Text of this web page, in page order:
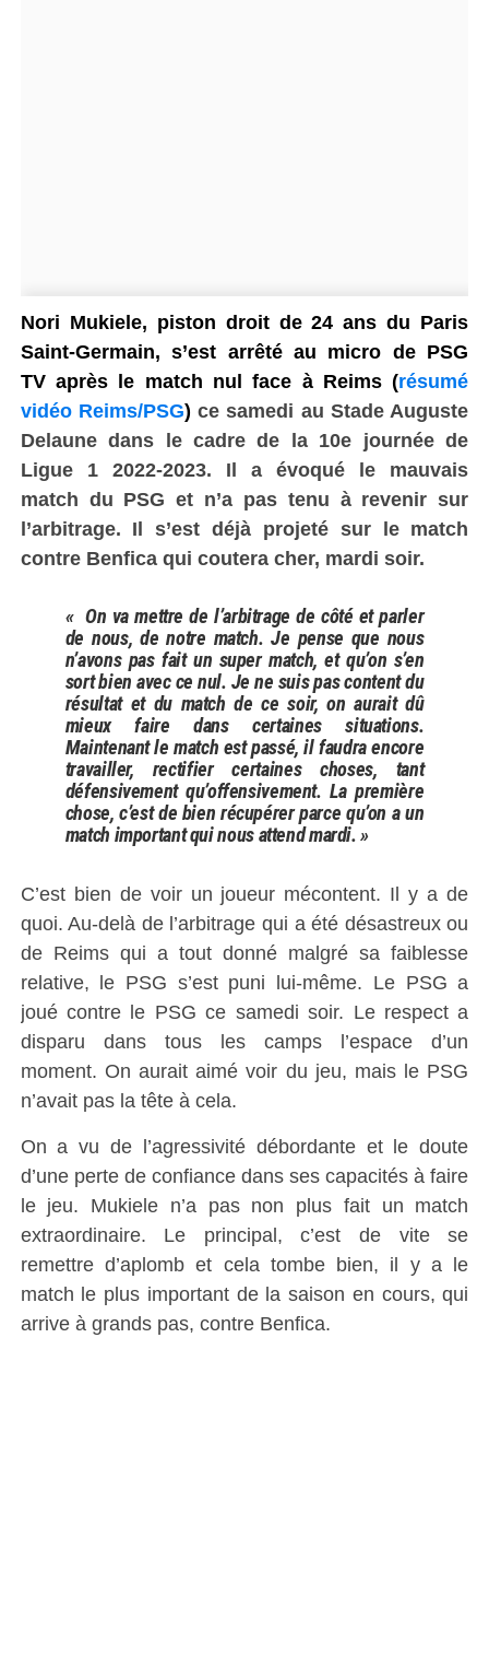
Nori Mukiele, piston droit de 24 ans du Paris
Saint-Germain, s’est arrêté au micro de PSG
TVaprès le match nul face à Reims (résumé
vidéo Reims/PSG) ce samedi au Stade Auguste
Delaune dans le cadrede la 10e journée de
Ligue 1 2022-2023. Il a évoqué le mauvais
match du PSG et n’a pas tenu à revenir sur
l’arbitrage. Il s’est déjà projeté sur le match
contre Benfica qui coutera cher, mardi soir.
« On va mettre de l’arbitrage de côté et parler
de nous, de notre match. Je pense que nous
n’avons pas fait un super match, et qu’on s’en
sort bien avec ce nul. Je ne suis pas content du
résultat et du match de ce soir, on aurait dû
mieux faire dans certaines situations.
Maintenant le match est passé, il faudra encore
travailler, rectifier certaines choses, tant
défensivement qu’offensivement. La première
chose, c’est de bien récupérer parce qu’on a un
match important qui nous attend mardi. »
C’est bien de voir un joueur mécontent. Il y a de
quoi. Au-delà de l’arbitrage qui a été désastreux ou
de Reims qui a tout donné malgré sa faiblesse
relative, le PSG s’est puni lui-même. Le PSG a
joué contre le PSG ce samedi soir. Le respect a
disparu dans tous les camps l’espace d’un
moment. On aurait aimé voir du jeu, mais le PSG
n’avait pas la tête à cela.
On a vu de l’agressivité débordante et le doute
d’une perte de confiance dans ses capacités à faire
le jeu. Mukiele n’a pas non plus fait un match
extraordinaire. Le principal, c’est de vite se
remettre d’aplomb et cela tombe bien, il y a le
match le plus important de la saison en cours, qui
arrive à grands pas, contre Benfica.